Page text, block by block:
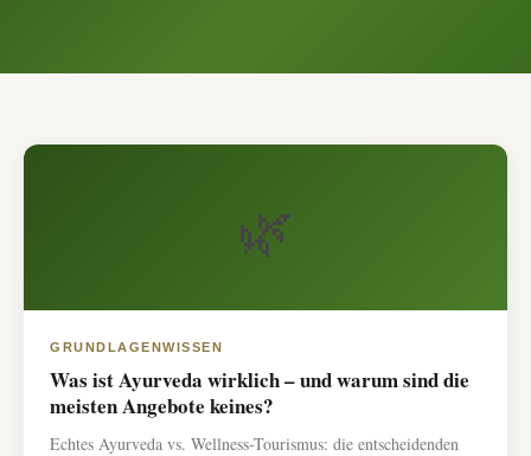
🌿
GRUNDLAGENWISSEN
Was ist Ayurveda wirklich – und warum sind die
meisten Angebote keines?
Echtes Ayurveda vs. Wellness-Tourismus: die entscheidenden